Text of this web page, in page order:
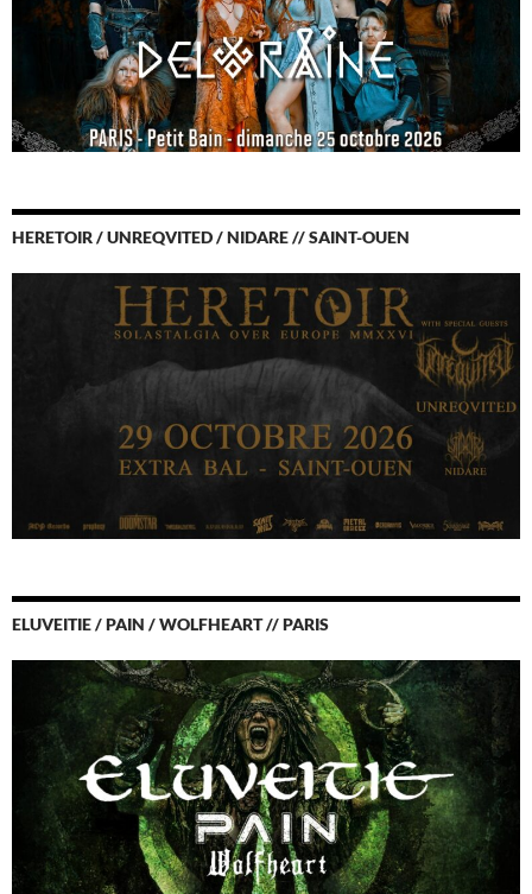
HERETOIR / UNREQVITED / NIDARE // SAINT-OUEN
ELUVEITIE / PAIN / WOLFHEART // PARIS